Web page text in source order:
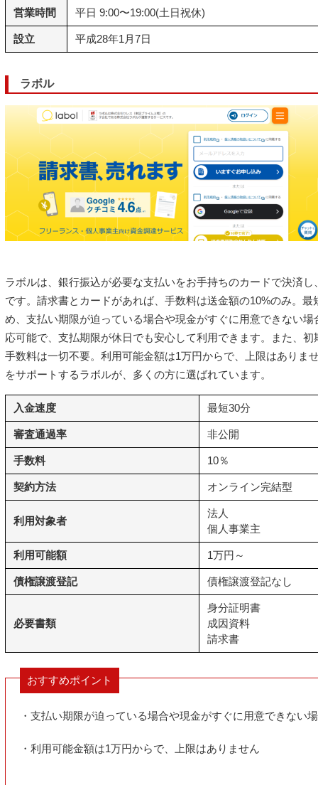
営業時間 平日 9:00〜19:00(土日祝休)
設立 平成28年1月7日
ラボル
ラボルは、銀行振込が必要な支払いをお手持ちのカードで決済
です。請求書とカードがあれば、手数料は送金額の10%のみ。最
め、支払い期限が迫っている場合や現金がすぐに用意できない
応可能で、支払期限が休日でも安心して利用できます。また、
手数料は一切不要。利用可能金額は1万円からで、上限はありま
をサポートするラボルが、多くの方に選ばれています。
入金速度 最短30分
審査通過率 非公開
手数料 10％
契約方法 オンライン完結型
利用対象者
法人
個人事業主
利用可能額 1万円～
債権譲渡登記 債権譲渡登記なし
必要書類
身分証明書
成因資料
請求書
おすすめポイント
・支払い期限が迫っている場合や現金がすぐに用意できない
・利用可能金額は1万円からで、上限はありません